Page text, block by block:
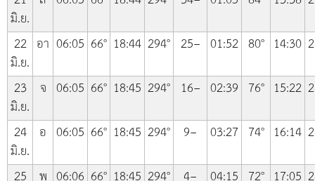
มิ.ย.
22
มิ.ย.
อา 06:05 66° 18:44 294° 25− 01:52 80° 14:30
23
มิ.ย.
จ 06:05 66° 18:45 294° 16− 02:39 76° 15:22
24
มิ.ย.
อ 06:05 66° 18:45 294° 9− 03:27 74° 16:14